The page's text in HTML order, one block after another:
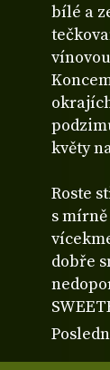
bílé a
květy
Roste
s
dobře